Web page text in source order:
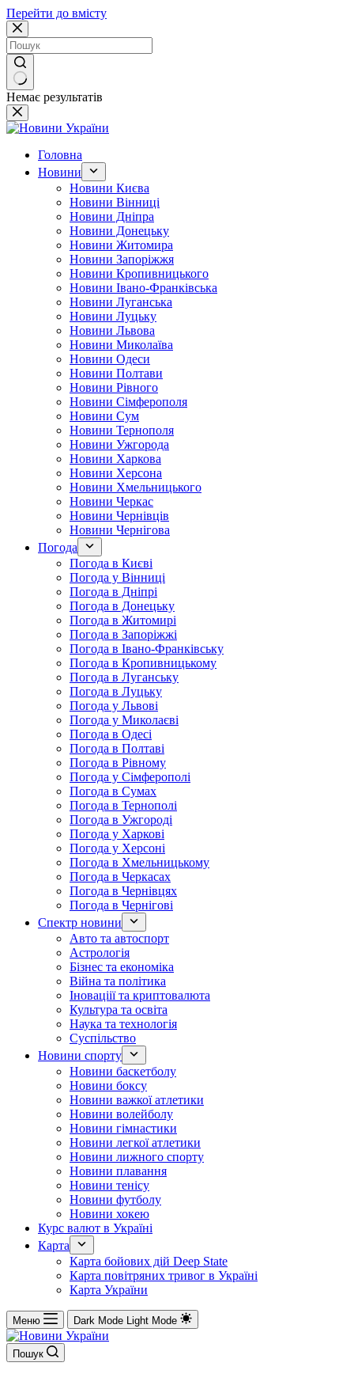
Перейти до вмісту
Немає результатів
Головна
Новини
Новини Києва
Новини Вінниці
Новини Дніпра
Новини Донецьку
Новини Житомира
Новини Запоріжжя
Новини Кропивницького
Новини Івано-Франківська
Новини Луганська
Новини Луцьку
Новини Львова
Новини Миколаїва
Новини Одеси
Новини Полтави
Новини Рівного
Новини Сімферополя
Новини Сум
Новини Тернополя
Новини Ужгорода
Новини Харкова
Новини Херсона
Новини Хмельницького
Новини Черкас
Новини Чернівців
Новини Чернігова
Погода
Погода в Києві
Погода у Вінниці
Погода в Дніпрі
Погода в Донецьку
Погода в Житомирі
Погода в Запоріжжі
Погода в Івано-Франківську
Погода в Кропивницькому
Погода в Луганську
Погода в Луцьку
Погода у Львові
Погода у Миколаєві
Погода в Одесі
Погода в Полтаві
Погода в Рівному
Погода у Сімферополі
Погода в Сумах
Погода в Тернополі
Погода в Ужгороді
Погода у Харкові
Погода у Херсоні
Погода в Хмельницькому
Погода в Черкасах
Погода в Чернівцях
Погода в Чернігові
Спектр новини
Авто та автоспорт
Астрологія
Бізнес та економіка
Війна та політика
Іноваціії та криптовалюта
Культура та освіта
Наука та технологія
Суспільство
Новини спорту
Новини баскетболу
Новини боксу
Новини важкої атлетики
Новини волейболу
Новини гімнастики
Новини легкої атлетики
Новини лижного спорту
Новини плавання
Новини тенісу
Новини футболу
Новини хокею
Курс валют в Україні
Карта
Карта бойових дій Deep State
Карта повітряних тривог в Україні
Карта України
Меню Dark Mode Light Mode
Пошук